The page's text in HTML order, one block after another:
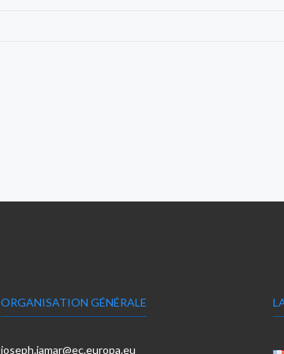
ORGANISATION GÉNÉRALE
joseph.jamar@ec.europa.eu